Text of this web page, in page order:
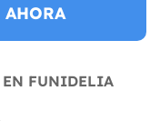
AHORA
EN FUNIDELIA